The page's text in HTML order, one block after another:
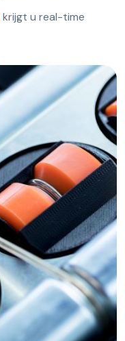
krijgt u real-time